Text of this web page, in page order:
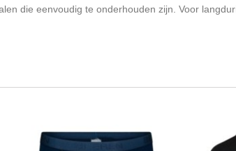
die eenvoudig te onderhouden zijn. Voor